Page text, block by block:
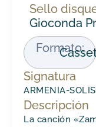
Sello
Gioconda
Formato:
Signatura
ARMENIA-
Descripción
La canción